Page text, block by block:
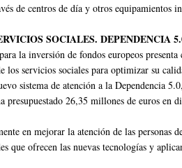
de centros de día y otros equipamientos
SOCIALES. DEPENDENCIA
la inversión de fondos europeos
los servicios sociales para optimizar su
sistema de atención a la Dependencia
presupuestado 26,35 millones de euros en
en mejorar la atención de las personas
que ofrecen las nuevas tecnologías y